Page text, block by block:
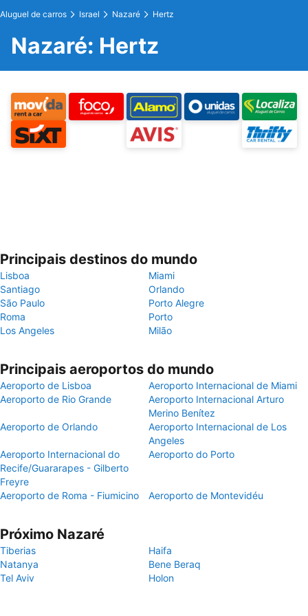
Aluguel de carros Israel Nazaré Hertz
Nazaré: Hertz
Principais destinos do mundo
Lisboa
Miami
Santiago
Orlando
São Paulo
Porto Alegre
Roma
Porto
Los Angeles
Milão
Principais aeroportos do mundo
Aeroporto de Lisboa
Aeroporto Internacional de Miami
Aeroporto de Rio Grande
Aeroporto Internacional Arturo
Merino Benítez
Aeroporto de Orlando
Aeroporto Internacional de Los
Angeles
Aeroporto Internacional do
Recife/Guararapes - Gilberto
Freyre
Aeroporto do Porto
Aeroporto de Roma - Fiumicino Aeroporto de Montevidéu
Próximo Nazaré
Tiberias
Haifa
Natanya
Bene Beraq
Tel Aviv
Holon